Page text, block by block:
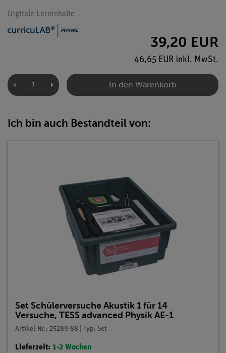
Digitale Lerninhalte
39,20 EUR
46,65 EUR inkl. MwSt.
In den Warenkorb
Ich bin auch Bestandteil von:
Set Schülerversuche Akustik 1 für 14
Versuche, TESS advanced Physik AE-1
Artikel-Nr.: 25289-88 | Typ: Set
Lieferzeit: 1-2 Wochen